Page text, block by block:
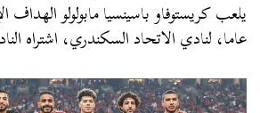
عاما، لنادي الاتحاد السكندري، اشتراه